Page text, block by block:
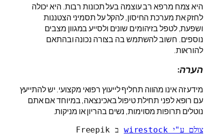
היא צמח מרפא רב עוצמה בעל תכונות רבות. היא יכולה
לחזק את מערכת החיסון, להקל על תסמיני הצטננות
ושפעת, לטפל בזיהומים שונים ולסייע במגוון מצבים
נוספים. חשוב להשתמש בה בצורה נכונה ובהתאם
להוראות.
הערה:
מידע זה אינו מהווה תחליף לייעוץ רפואי מקצועי. יש להתייעץ
עם רופא לפני תחילת טיפול באכינצאה, במיוחד אם אתם
נוטלים תרופות מסוימות, נשים בהריון או מניקות.
צולם ע"י wirestock ב Freepik